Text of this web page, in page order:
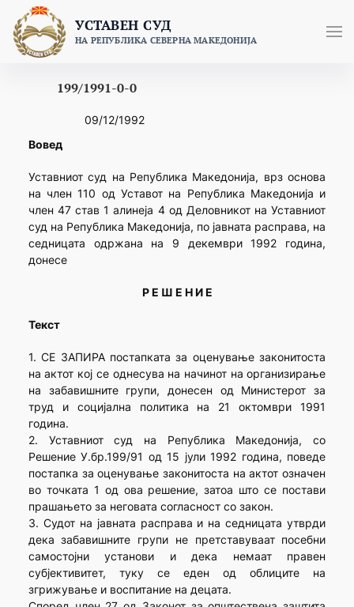
content
УСТАВЕН СУД
НА РЕПУБЛИКА СЕВЕРНА МАКЕДОНИЈА
199/1991-0-0
09/12/1992
Вовед
Уставниот суд на Република Македонија, врз основа
на член 110 од Уставот на Република Македонија и
член 47 став 1 алинеја 4 од Деловникот на Уставниот
суд на Република Македонија, по јавната расправа, на
седницата одржана на 9 декември 1992 година,
донесе
Р Е Ш Е Н И Е
Текст
1. СЕ ЗАПИРА постапката за оценување законитоста
на актот кој се однесува на начинот на организирање
на забавишните групи, донесен од Министерот за
труд и социјална политика на 21 октомври 1991
година.
2. Уставниот суд на Република Македонија, со
Решение У.бр.199/91 од 15 јули 1992 година, поведе
постапка за оценување законитоста на актот означен
во точката 1 од ова решение, затоа што се постави
прашањето за неговата согласност со закон.
3. Судот на јавната расправа и на седницата утврди
дека забавишните групи не претставуваат посебни
самостојни установи и дека немаат правен
субјективитет, туку се еден од облиците на
згрижување и воспитание на децата.